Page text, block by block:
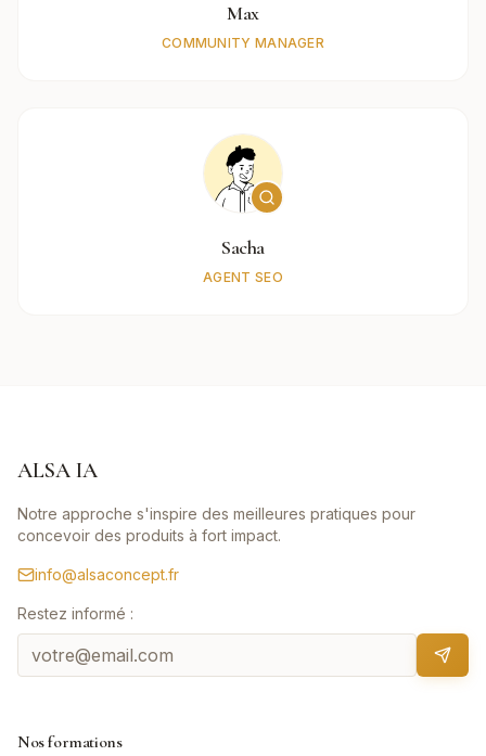
Max
COMMUNITY MANAGER
Sacha
AGENT SEO
ALSA IA
Notre approche s'inspire des meilleures pratiques pour
concevoir des produits à fort impact.
info@alsaconcept.fr
Restez informé :
Nos formations